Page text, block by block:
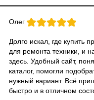
Олег
Долго искал, где купить
для ремонта техники, и
здесь. Удобный сайт,
каталог, помогли
нужный вариант. Всё
быстро и в отличном